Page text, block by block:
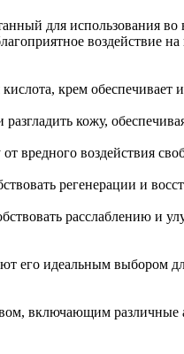
для использования
воздействие на
крем
кожу,
вредного воздействия
регенерации и
расслаблению и
его идеальным выбором
включающим различные